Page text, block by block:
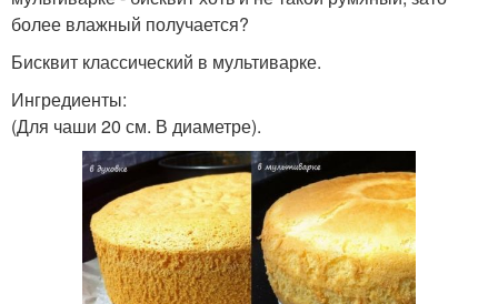
более влажный получается?
Бисквит классический в мультиварке.
Ингредиенты:
(Для чаши 20 см. В диаметре).